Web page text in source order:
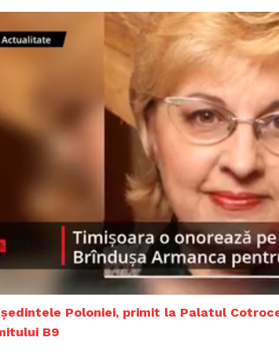
Poloniei, primit la Palatul
B9